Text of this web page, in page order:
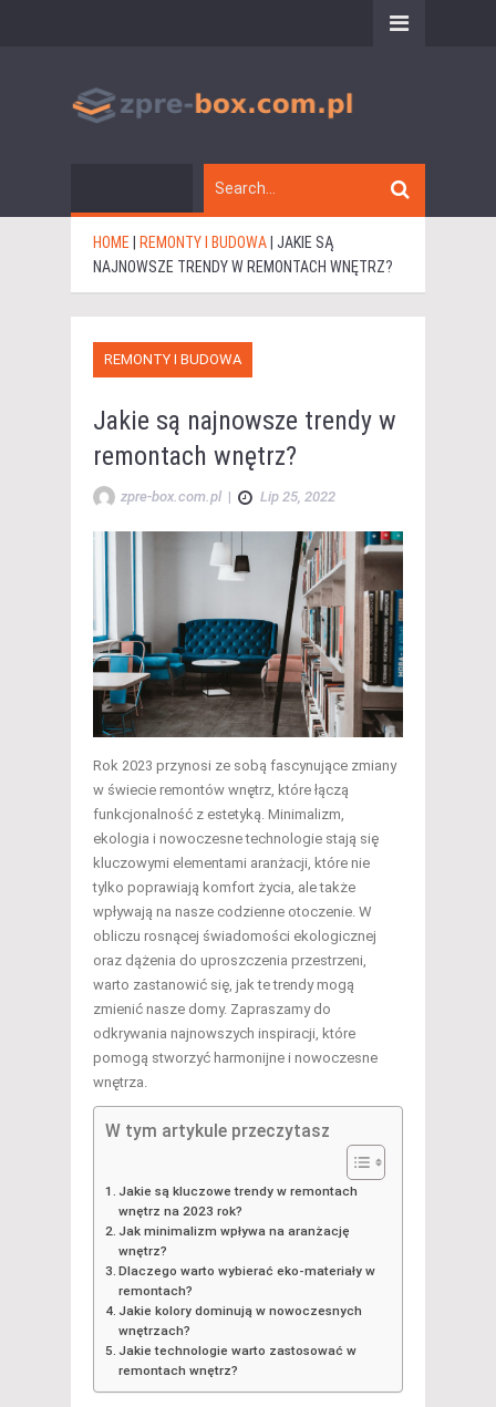
HOME REMONTY I BUDOWA JAKIE SĄ
NAJNOWSZE TRENDY W REMONTACH WNĘTRZ?
REMONTY I BUDOWA
Jakie są najnowsze trendy w
remontach wnętrz?
zpre-box.com.pl | Lip 25, 2022
Rok 2023 przynosi ze sobą fascynujące zmiany
w świecie remontów wnętrz, które łączą
funkcjonalność z estetyką. Minimalizm,
ekologia i nowoczesne technologie stają się
kluczowymi elementami aranżacji, które nie
tylko poprawiają komfort życia, ale także
wpływają na nasze codzienne otoczenie. W
obliczu rosnącej świadomości ekologicznej
oraz dążenia do uproszczenia przestrzeni,
warto zastanowić się, jak te trendy mogą
zmienić nasze domy. Zapraszamy do
odkrywania najnowszych inspiracji, które
pomogą stworzyć harmonijne i nowoczesne
wnętrza.
W tym artykule przeczytasz
Jakie są kluczowe trendy w remontach
wnętrz na 2023 rok?
Jak minimalizm wpływa na aranżację
wnętrz?
Dlaczego warto wybierać eko-materiały w
remontach?
Jakie kolory dominują w nowoczesnych
wnętrzach?
Jakie technologie warto zastosować w
remontach wnętrz?